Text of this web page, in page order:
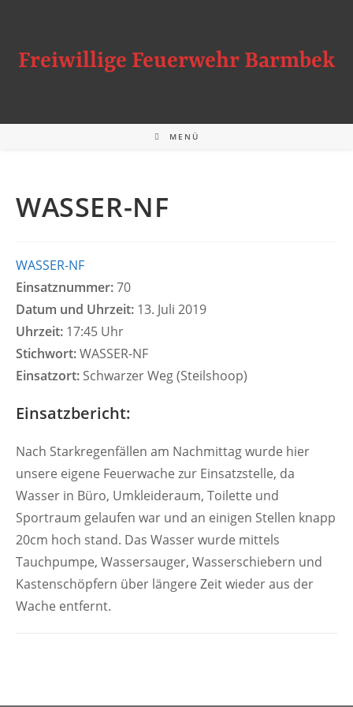
springen
Freiwillige Feuerwehr Barmbek
MENÜ
WASSER-NF
WASSER-NF
Einsatznummer:70
Datum und Uhrzeit: 13. Juli 2019
Uhrzeit: 17:45 Uhr
Stichwort:WASSER-NF
Einsatzort: Schwarzer Weg (Steilshoop)
Einsatzbericht:
Nach Starkregenfällen am Nachmittag wurde hier
unsere eigene Feuerwache zur Einsatzstelle, da
Wasser in Büro, Umkleideraum, Toilette und
Sportraum gelaufen war und an einigen Stellen knapp
20cm hoch stand. Das Wasser wurde mittels
Tauchpumpe, Wassersauger, Wasserschiebern und
Kastenschöpfern über längere Zeit wieder aus der
Wache entfernt.